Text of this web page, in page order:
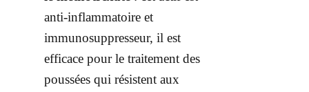
anti-inflammatoire et
immunosuppresseur, il est
efficace pour le traitement des
poussées qui résistent aux